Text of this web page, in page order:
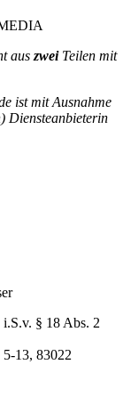
aus zweiTeilen mit
ist mit Ausnahme
Diensteanbieterin
§ 18 Abs. 2
13, 83022